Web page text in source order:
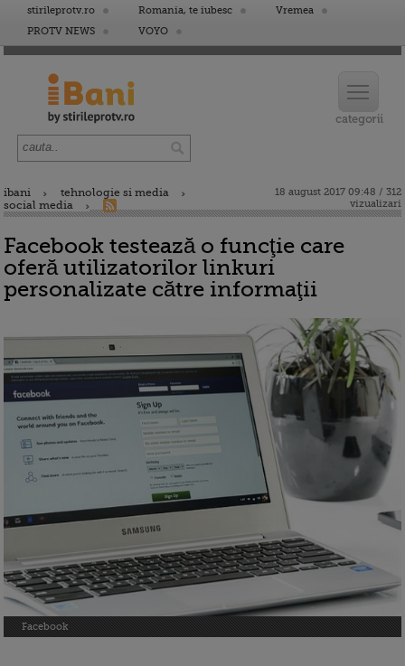
stirileprotv.ro Romania, te iubesc
Vremea
PROTV NEWS
VOYO
ibani
tehnologie si media
social media
18 august 2017 09:48 / 312
vizualizari
Facebook testează o funcţie care
oferă utilizatorilor linkuri
personalizate către informaţii
Facebook